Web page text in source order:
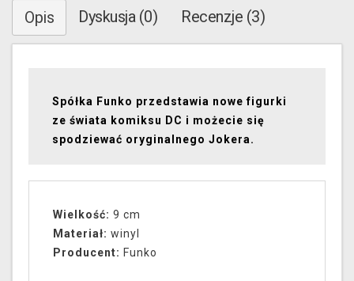
Opis Dyskusja (0) Recenzje (3)
Spółka Funko przedstawia nowe figurki
ze świata komiksu DC i możecie się
spodziewać oryginalnego Jokera.
Wielkość: 9 cm
Materiał: winyl
Producent: Funko